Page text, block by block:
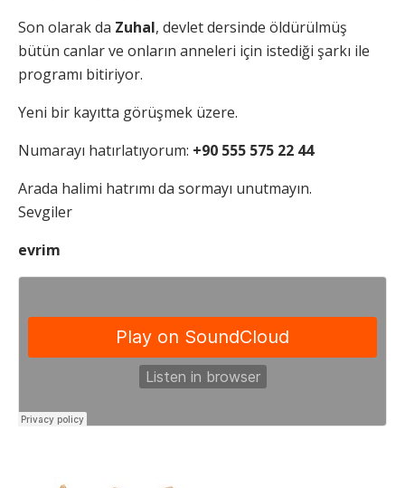
Son olarak da Zuhal, devlet dersinde öldürülmüş
bütün canlar ve onların anneleri için istediği şarkı ile
programı bitiriyor.
Yeni bir kayıtta görüşmek üzere.
Numarayı hatırlatıyorum: +90 555 575 22 44
Arada halimi hatrımı da sormayı unutmayın.
Sevgiler
evrim